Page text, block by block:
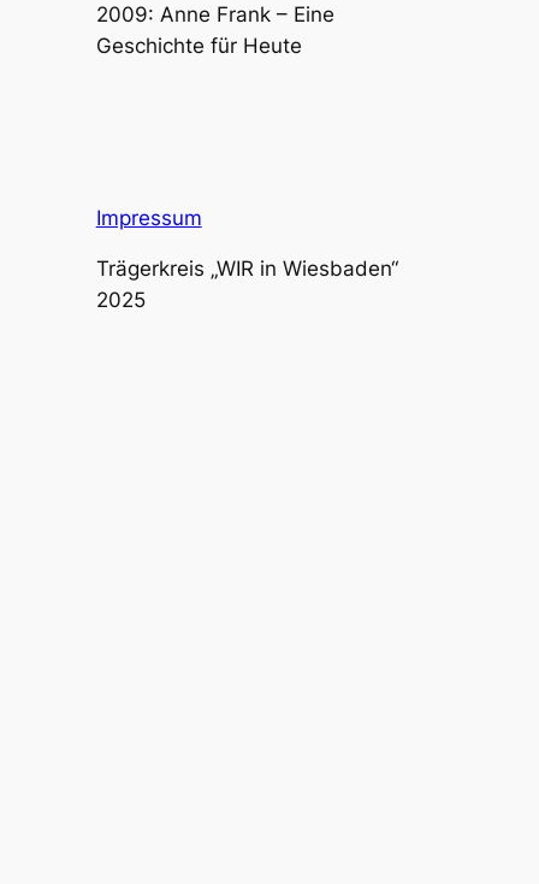
2009: Anne Frank – Eine
Geschichte für Heute
Impressum
Trägerkreis „WIR in Wiesbaden“
2025